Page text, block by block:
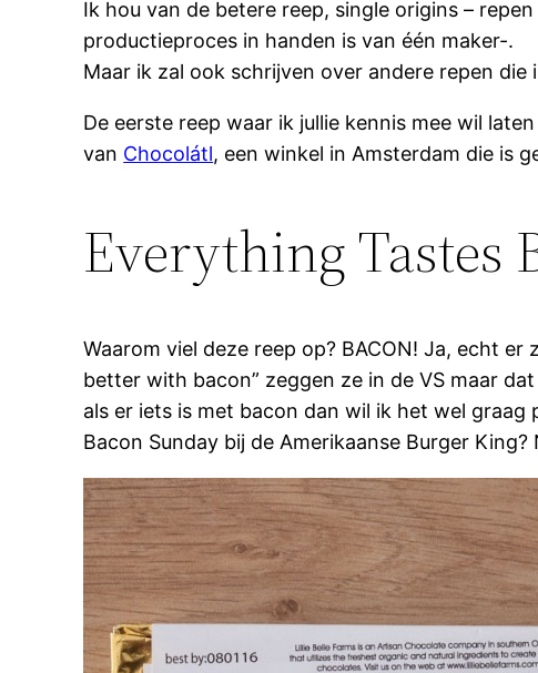
Ik hou van de betere reep, single origins –
productieproces in handen is van één maker-.
Maar ik zal ook schrijven over andere repen
De eerste reep waar ik jullie kennis mee wil
van Chocolátl, een winkel in Amsterdam die is
Everything Tastes
Waarom viel deze reep op? BACON! Ja, echt
better with bacon” zeggen ze in de VS maar
als er iets is met bacon dan wil ik het wel
Bacon Sunday bij de Amerikaanse Burger